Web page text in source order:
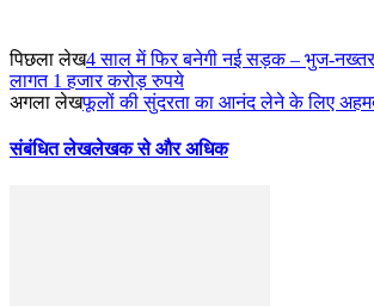
पिछला लेख4 साल में फिर बनेगी नई सड़क – भुज-
लागत 1 हजार करोड़ रुपये
अगला लेखफूलों की सुंदरता का आनंद लेने के लिए
संबंधित लेखलेखक से और अधिक